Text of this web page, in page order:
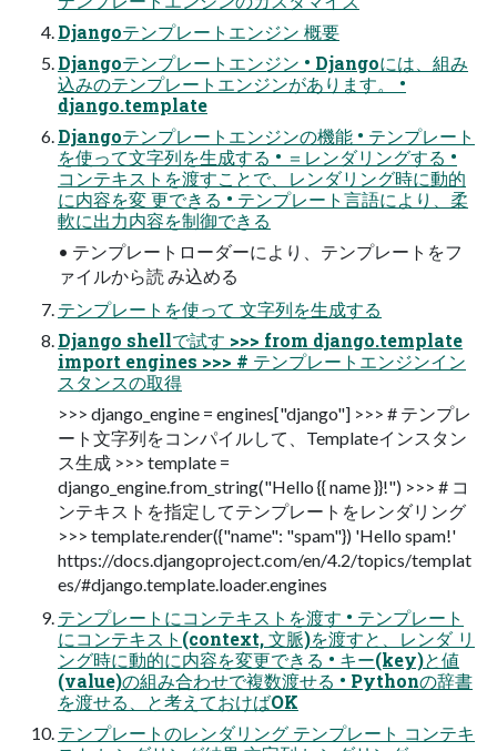
Djangoテンプレートエンジン 概要
Djangoテンプレートエンジン • Djangoには、組み
込みのテンプレートエンジンがあります。 •
django.template
Djangoテンプレートエンジンの機能 • テンプレート
を使って文字列を生成する • ＝レンダリングする •
コンテキストを渡すことで、レンダリング時に動的
に内容を変 更できる • テンプレート言語により、柔
軟に出力内容を制御できる
• テンプレートローダーにより、テンプレートをフ
ァイルから読 み込める
テンプレートを使って 文字列を生成する
Django shellで試す >>> from django.template
import engines >>> # テンプレートエンジンイン
スタンスの取得
>>> django_engine = engines["django"] >>> # テンプレ
ート文字列をコンパイルして、Templateインスタン
ス生成 >>> template =
django_engine.from_string("Hello {{ name }}!") >>> # コ
ンテキストを指定してテンプレートをレンダリング
>>> template.render({"name": "spam"}) 'Hello spam!'
https://docs.djangoproject.com/en/4.2/topics/templat
es/#django.template.loader.engines
テンプレートにコンテキストを渡す • テンプレート
にコンテキスト(context, 文脈)を渡すと、レンダ リ
ング時に動的に内容を変更できる • キー(key)と値
(value)の組み合わせで複数渡せる • Pythonの辞書
を渡せる、と考えておけばOK
テンプレートのレンダリング テンプレート コンテキ